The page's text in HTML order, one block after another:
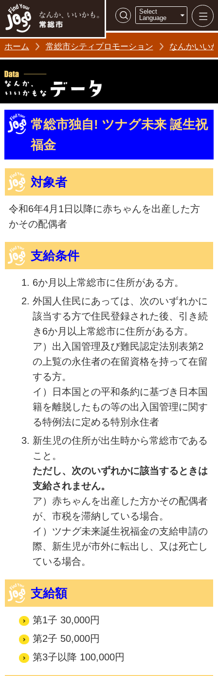
常総市シテ
検索
Select
Language
ホーム 常総市シティプロモーション なんかいい
常総市独自! ツナグ未来 誕生祝
福金
対象者
令和6年4月1日以降に赤ちゃんを出産した方
かその配偶者
支給条件
6か月以上常総市に住所がある方。
外国人住民にあっては、次のいずれかに
該当する方で住民登録された後、引き続
き6か月以上常総市に住所がある方。
ア）出入国管理及び難民認定法別表第2
の上覧の永住者の在留資格を持って在留
する方。
イ）日本国との平和条約に基づき日本国
籍を離脱したもの等の出入国管理に関す
る特例法に定める特別永住者
新生児の住所が出生時から常総市である
こと。
ただし、次のいずれかに該当するときは
支給されません。
ア）赤ちゃんを出産した方かその配偶者
が、市税を滞納している場合。
イ）ツナグ未来誕生祝福金の支給申請の
際、新生児が市外に転出し、又は死亡し
ている場合。
支給額
第1子 30,000円
第2子 50,000円
第3子以降 100,000円